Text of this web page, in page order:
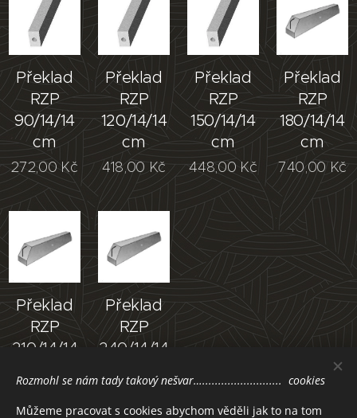
Překlad
RZP
90/14/14
cm
272,00 Kč
Překlad
RZP
120/14/14
cm
418,00 Kč
Překlad
RZP
150/14/14
cm
448,00 Kč
Překlad
RZP
180/14/14
cm
740,00 Kč
Překlad
RZP
210/14/14
Překlad
RZP
240/14/14
Rozmohl se nám tady takový nešvar…......................... cookies
Můžeme pracovat s cookies abychom věděli jak to na tom